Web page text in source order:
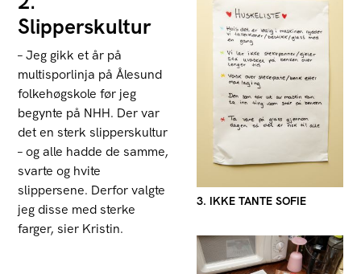
3. IKKE TANTE SOFIE
Slipperskultur
– Jeg gikk et år på
multisporlinja på Ålesund
folkehøgskole før jeg
begynte på NHH. Der var
det en sterk slipperskultur
– og alle hadde de samme,
svarte og hvite
slippersene. Derfor valgte
jeg disse med sterke
farger, sier Kristin.